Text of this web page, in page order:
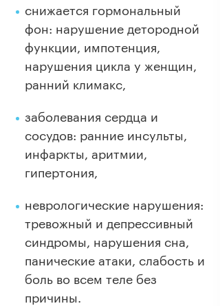
снижается гормональный
фон: нарушение детородной
функции, импотенция,
нарушения цикла у женщин,
ранний климакс,
заболевания сердца и
сосудов: ранние инсульты,
инфаркты, аритмии,
гипертония,
неврологические нарушения:
тревожный и депрессивный
синдромы, нарушения сна,
панические атаки, слабость и
боль во всем теле без
причины.